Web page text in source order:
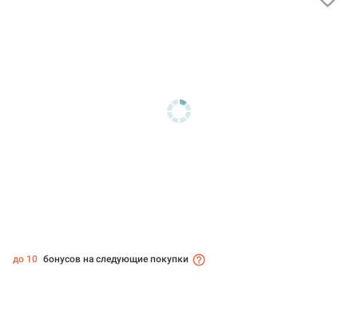
до 10 бонусов на следующие покупки